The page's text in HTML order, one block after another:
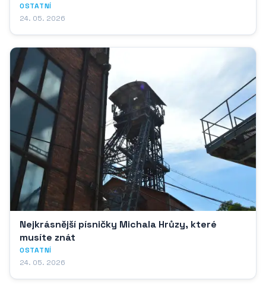
OSTATNÍ
24. 05. 2026
Nejkrásnější písničky Michala Hrůzy, které
musíte znát
OSTATNÍ
24. 05. 2026